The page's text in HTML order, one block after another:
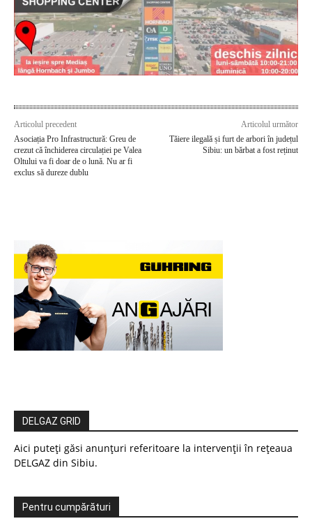
Articolul precedent
Asociația Pro Infrastructură: Greu de
crezut că închiderea circulației pe Valea
Oltului va fi doar de o lună. Nu ar fi
exclus să dureze dublu
Articolul următor
Tăiere ilegală și furt de arbori în județul
Sibiu: un bărbat a fost reținut
DELGAZ GRID
Aici puteți găsi anunțuri referitoare la intervenții în rețeaua
DELGAZ din Sibiu.
Pentru cumpărături